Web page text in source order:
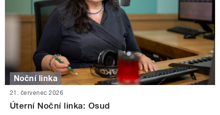
Noční linka
21. červenec 2026
Úterní Noční linka: Osud